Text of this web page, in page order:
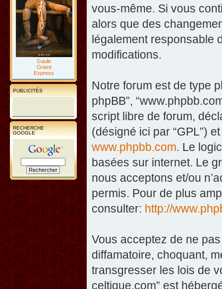
Gaule
Orient
Express
PUBLICITÉS
RECHERCHE
GOOGLE
vous-même. Si vous
alors que des
légalement responsable
modifications.
Notre forum est de type
phpBB”,
script libre de forum,
(désigné ici par “GPL”)
www.phpbb.com. Le
basées sur internet. Le
nous acceptons et/ou
permis. Pour de plus
consulter: http://
Vous acceptez de ne
diffamatoire, choquant,
transgresser les lois de
celtique.com” est